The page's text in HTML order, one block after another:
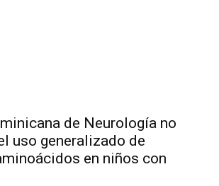
de Neurología no
uso generalizado de
en niños con